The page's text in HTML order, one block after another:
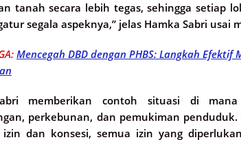
tanah secara lebih tegas, sehingga setiap
segala aspeknya,” jelas Hamka Sabri usai
Mencegah DBD dengan PHBS: Langkah
memberikan contoh situasi di
perkebunan, dan pemukiman
izin dan konsesi, semua izin yang